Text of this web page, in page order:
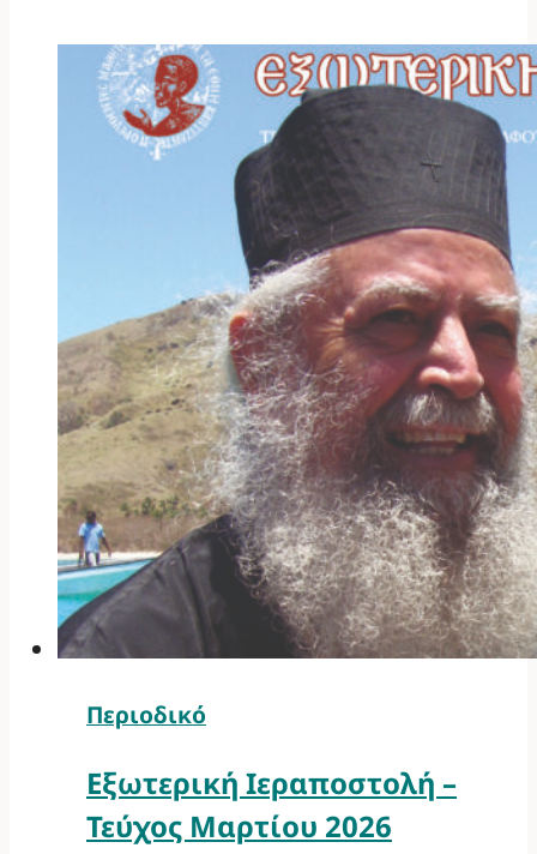
Περιοδικό
Εξωτερική Ιεραποστολή –
Τεύχος Μαρτίου 2026